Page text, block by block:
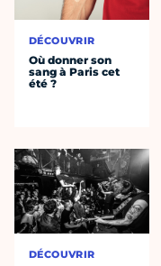
DÉCOUVRIR
Où donner son
sang à Paris cet
été ?
DÉCOUVRIR